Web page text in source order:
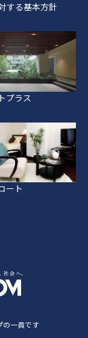
する基本方針
プラス
ート
の一員です